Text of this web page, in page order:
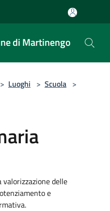
di Martinengo
> Luoghi > Scuola >
valorizzazione delle
e